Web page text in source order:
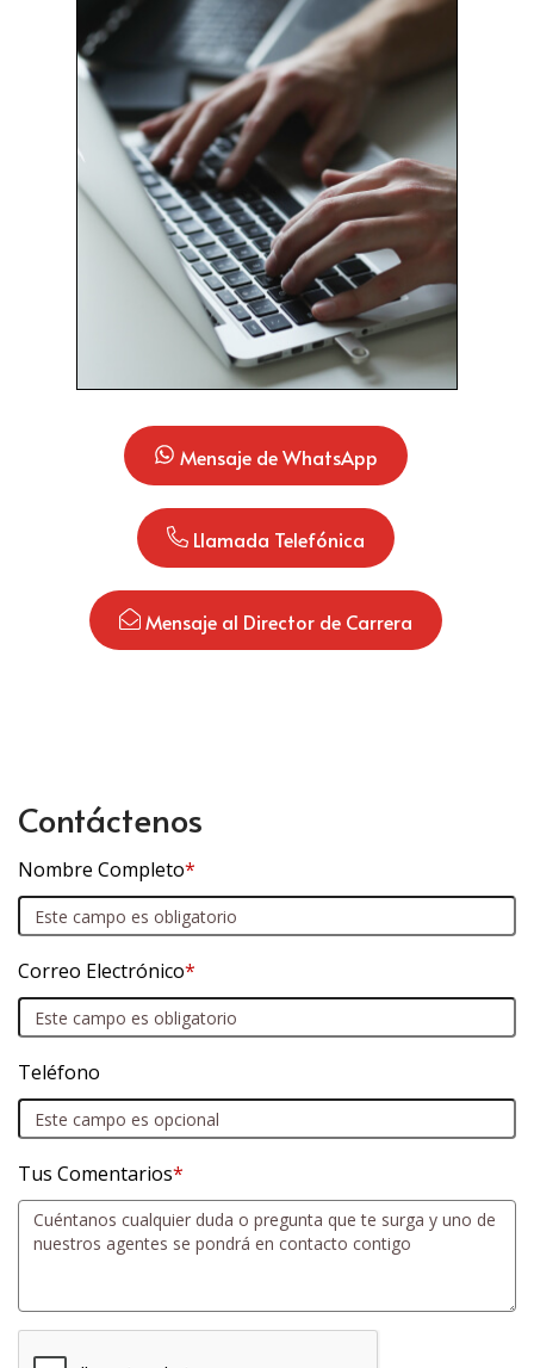
Mensaje de WhatsApp
Llamada Telefónica
Mensaje al Director de Carrera
Contáctenos
Nombre Completo*
Correo Electrónico*
Teléfono
Tus Comentarios*